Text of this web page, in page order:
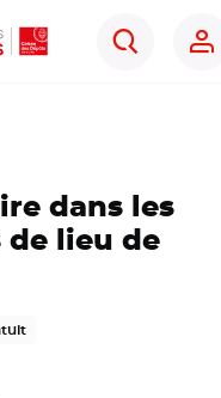
dans les
de lieu de